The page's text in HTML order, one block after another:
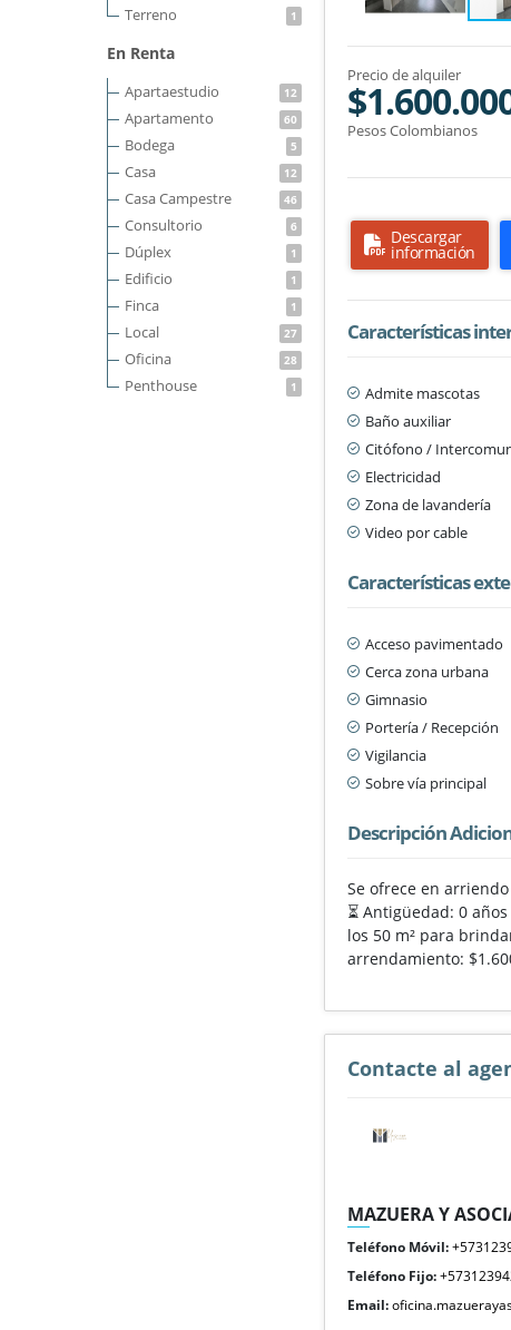
Terreno 1
En Renta
Apartaestudio 12
Apartamento 60
Bodega 5
Casa 12
Casa Campestre 46
Consultorio 6
Dúplex 1
Edificio 1
Finca 1
Local 27
Oficina 28
Penthouse 1
Precio de alquiler
Pesos Colombianos
Descargar
información
Características
Admite mascotas
Baño auxiliar
Citófono /
Electricidad
Zona de lavandería
Video por cable
Características
Acceso pavimentado
Cerca zona urbana
Gimnasio
Portería / Recepción
Vigilancia
Sobre vía principal
Descripción
Se ofrece en
⏳ Antigüedad: 0
los 50 m² para
arrendamiento:
Contacte al
MAZUERA Y
Teléfono Móvil:
Teléfono Fijo:
Email: